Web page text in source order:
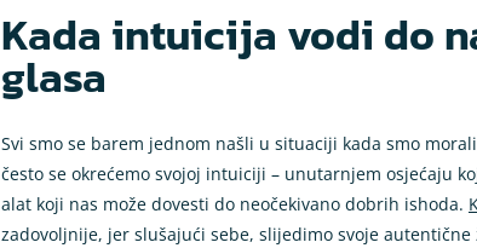
Kada intuicija vodi do
glasa
Svi smo se barem jednom našli u situaciji kada smo
često se okrećemo svojoj intuiciji – unutarnjem osjećaju
alat koji nas može dovesti do neočekivano dobrih ishoda.
zadovoljnije, jer slušajući sebe, slijedimo svoje